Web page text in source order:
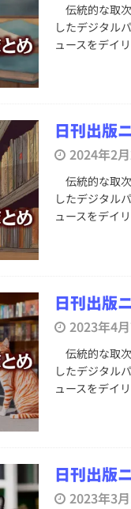
伝統的な取
したデジタル
ュースをデイ
日刊出版
2024年2
伝統的な取
したデジタル
ュースをデイ
日刊出版
2023年4
伝統的な取
したデジタル
ュースをデイ
日刊出版
2023年3